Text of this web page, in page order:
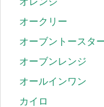
オークリー
オーブントースタ
オーブンレンジ
オールインワン
カイロ